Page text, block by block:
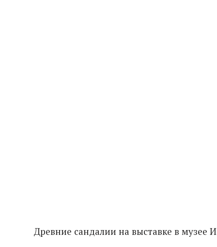
Древние сандалии на выставке в музее